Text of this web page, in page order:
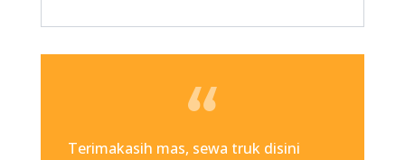
Terimakasih mas, sewa truk disini